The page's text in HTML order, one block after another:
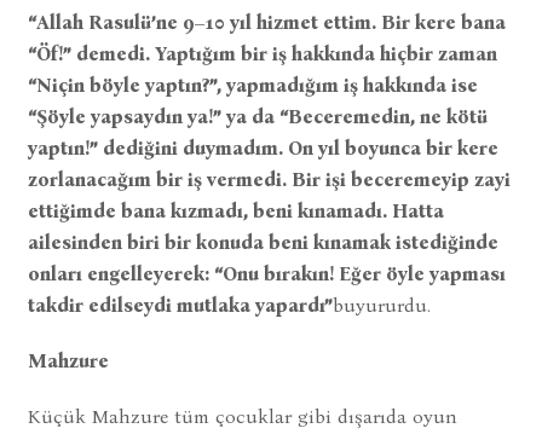
“Allah Rasulü’ne 9–10 yıl hizmet ettim. Bir kere bana
“Öf!” demedi. Yaptığım bir iş hakkında hiçbir zaman
“Niçin böyle yaptın?”, yapmadığım iş hakkında ise
“Şöyle yapsaydın ya!” ya da “Beceremedin, ne kötü
yaptın!” dediğini duymadım. On yıl boyunca bir kere
zorlanacağım bir iş vermedi. Bir işi beceremeyip zayi
ettiğimde bana kızmadı, beni kınamadı. Hatta
ailesinden biri bir konuda beni kınamak istediğinde
onları engelleyerek: “Onu bırakın! Eğer öyle yapması
takdir edilseydi mutlaka yapardı”buyururdu.
Mahzure
Küçük Mahzure tüm çocuklar gibi dışarıda oyun